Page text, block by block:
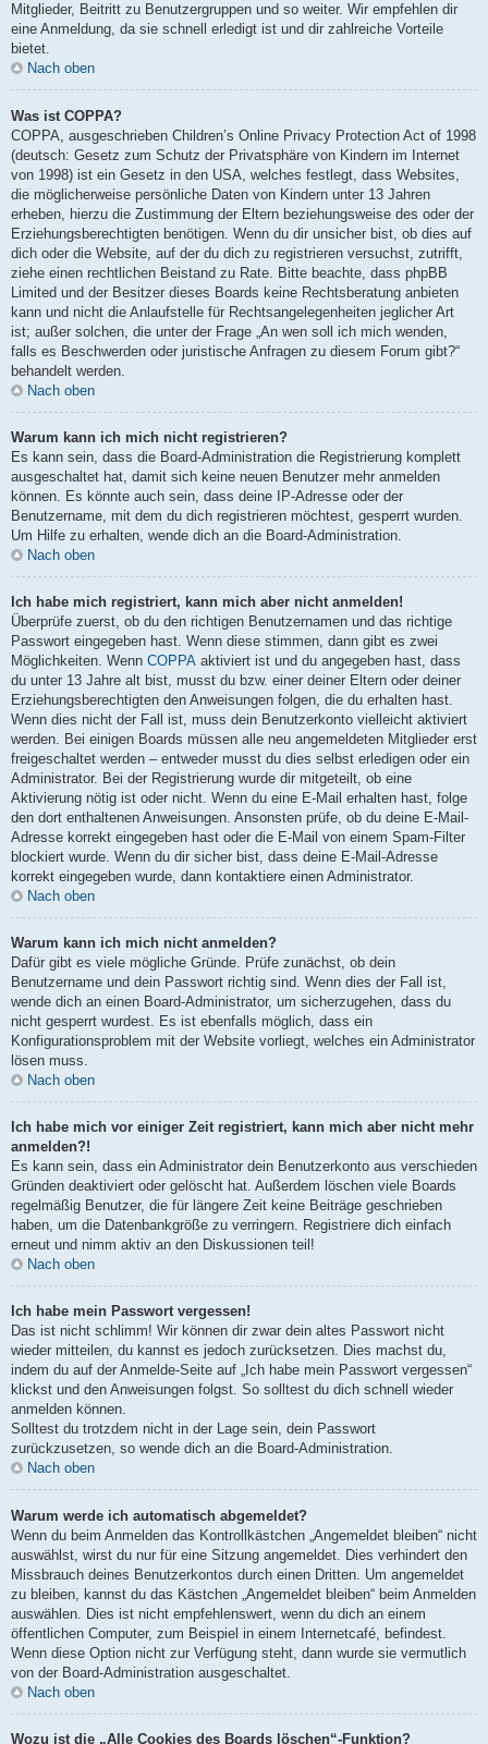
Mitglieder, Beitritt zu Benutzergruppen und so weiter. Wir empfehlen dir
eine Anmeldung, da sie schnell erledigt ist und dir zahlreiche Vorteile
bietet.
Nach oben
Was ist COPPA?
COPPA, ausgeschrieben Children’s Online Privacy Protection Act of 1998
(deutsch: Gesetz zum Schutz der Privatsphäre von Kindern im Internet
von 1998) ist ein Gesetz in den USA, welches festlegt, dass Websites,
die möglicherweise persönliche Daten von Kindern unter 13 Jahren
erheben, hierzu die Zustimmung der Eltern beziehungsweise des oder der
Erziehungsberechtigten benötigen. Wenn du dir unsicher bist, ob dies auf
dich oder die Website, auf der du dich zu registrieren versuchst, zutrifft,
ziehe einen rechtlichen Beistand zu Rate. Bitte beachte, dass phpBB
Limited und der Besitzer dieses Boards keine Rechtsberatung anbieten
kann und nicht die Anlaufstelle für Rechtsangelegenheiten jeglicher Art
ist; außer solchen, die unter der Frage „An wen soll ich mich wenden,
falls es Beschwerden oder juristische Anfragen zu diesem Forum gibt?“
behandelt werden.
Nach oben
Warum kann ich mich nicht registrieren?
Es kann sein, dass die Board-Administration die Registrierung komplett
ausgeschaltet hat, damit sich keine neuen Benutzer mehr anmelden
können. Es könnte auch sein, dass deine IP-Adresse oder der
Benutzername, mit dem du dich registrieren möchtest, gesperrt wurden.
Um Hilfe zu erhalten, wende dich an die Board-Administration.
Nach oben
Ich habe mich registriert, kann mich aber nicht anmelden!
Überprüfe zuerst, ob du den richtigen Benutzernamen und das richtige
Passwort eingegeben hast. Wenn diese stimmen, dann gibt es zwei
Möglichkeiten. Wenn COPPA aktiviert ist und du angegeben hast, dass
du unter 13 Jahre alt bist, musst du bzw. einer deiner Eltern oder deiner
Erziehungsberechtigten den Anweisungen folgen, die du erhalten hast.
Wenn dies nicht der Fall ist, muss dein Benutzerkonto vielleicht aktiviert
werden. Bei einigen Boards müssen alle neu angemeldeten Mitglieder erst
freigeschaltet werden – entweder musst du dies selbst erledigen oder ein
Administrator. Bei der Registrierung wurde dir mitgeteilt, ob eine
Aktivierung nötig ist oder nicht. Wenn du eine E-Mail erhalten hast, folge
den dort enthaltenen Anweisungen. Ansonsten prüfe, ob du deine E-Mail-
Adresse korrekt eingegeben hast oder die E-Mail von einem Spam-Filter
blockiert wurde. Wenn du dir sicher bist, dass deine E-Mail-Adresse
korrekt eingegeben wurde, dann kontaktiere einen Administrator.
Nach oben
Warum kann ich mich nicht anmelden?
Dafür gibt es viele mögliche Gründe. Prüfe zunächst, ob dein
Benutzername und dein Passwort richtig sind. Wenn dies der Fall ist,
wende dich an einen Board-Administrator, um sicherzugehen, dass du
nicht gesperrt wurdest. Es ist ebenfalls möglich, dass ein
Konfigurationsproblem mit der Website vorliegt, welches ein Administrator
lösen muss.
Nach oben
Ich habe mich vor einiger Zeit registriert, kann mich aber nicht mehr
anmelden?!
Es kann sein, dass ein Administrator dein Benutzerkonto aus verschieden
Gründen deaktiviert oder gelöscht hat. Außerdem löschen viele Boards
regelmäßig Benutzer, die für längere Zeit keine Beiträge geschrieben
haben, um die Datenbankgröße zu verringern. Registriere dich einfach
erneut und nimm aktiv an den Diskussionen teil!
Nach oben
Ich habe mein Passwort vergessen!
Das ist nicht schlimm! Wir können dir zwar dein altes Passwort nicht
wieder mitteilen, du kannst es jedoch zurücksetzen. Dies machst du,
indem du auf der Anmelde-Seite auf „Ich habe mein Passwort vergessen“
klickst und den Anweisungen folgst. So solltest du dich schnell wieder
anmelden können.
Solltest du trotzdem nicht in der Lage sein, dein Passwort
zurückzusetzen, so wende dich an die Board-Administration.
Nach oben
Warum werde ich automatisch abgemeldet?
Wenn du beim Anmelden das Kontrollkästchen „Angemeldet bleiben“ nicht
auswählst, wirst du nur für eine Sitzung angemeldet. Dies verhindert den
Missbrauch deines Benutzerkontos durch einen Dritten. Um angemeldet
zu bleiben, kannst du das Kästchen „Angemeldet bleiben“ beim Anmelden
auswählen. Dies ist nicht empfehlenswert, wenn du dich an einem
öffentlichen Computer, zum Beispiel in einem Internetcafé, befindest.
Wenn diese Option nicht zur Verfügung steht, dann wurde sie vermutlich
von der Board-Administration ausgeschaltet.
Nach oben
Wozu ist die „Alle Cookies des Boards löschen“-Funktion?